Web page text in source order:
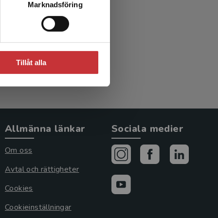
Marknadsföring
Tillåt alla
Allmänna länkar
Om oss
Avtal och rättigheter
Cookies
Cookieinställningar
Sociala medier